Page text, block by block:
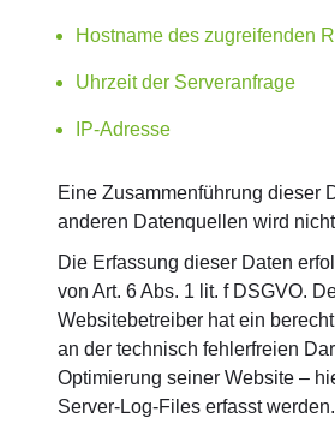
Hostname des zugreifenden
Uhrzeit der Serveranfrage
IP-Adresse
Eine Zusammenführung dieser
anderen Datenquellen wird
Die Erfassung dieser Daten
von Art. 6 Abs. 1 lit. f DSGVO.
Websitebetreiber hat ein
an der technisch fehlerfreien
Optimierung seiner Website –
Server-Log-Files erfasst werden.